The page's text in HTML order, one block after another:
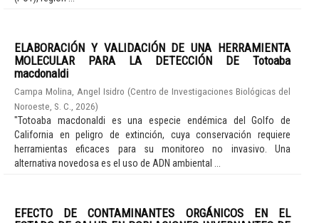
ELABORACIÓN Y VALIDACIÓN DE UNA HERRAMIENTA
MOLECULAR PARA LA DETECCIÓN DE Totoaba
macdonaldi
Campa Molina, Angel Isidro (Centro de Investigaciones Biológicas del
Noroeste, S. C.
2026)
"Totoaba macdonaldi es una especie endémica del Golfo de
California en peligro de extinción, cuya conservación requiere
herramientas eficaces para su monitoreo no invasivo. Una
alternativa novedosa es el uso de ADN ambiental ...
EFECTO DE CONTAMINANTES ORGÁNICOS EN EL